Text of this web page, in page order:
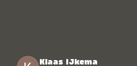
Klaas IJkema